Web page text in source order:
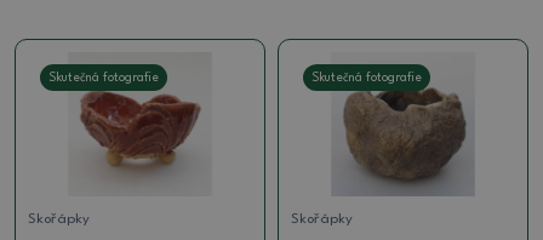
Skutečná fotografie
Skořápky
Skutečná fotografie
Skořápky